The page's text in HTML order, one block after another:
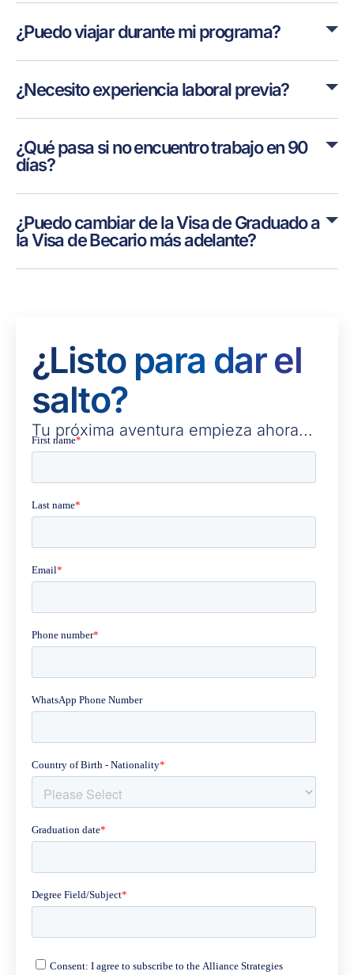
¿Puedo viajar durante mi programa?
¿Necesito experiencia laboral previa?
¿Qué pasa si no encuentro trabajo en 90
días?
¿Puedo cambiar de la Visa de Graduado a
la Visa de Becario más adelante?
¿Listo para dar el
salto?
Tu próxima aventura empieza ahora...